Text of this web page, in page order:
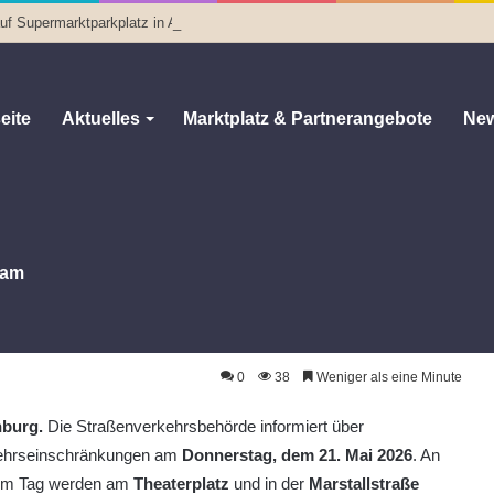
Supermarktparkplatz in Altenburg
Aktuelles Marktplatz & Partnerangebote
in Altenburg wird am 21. Mai zur Einbahnstraße
0 38 Weniger als eine Minute
Die Straßenverkehrsbehörde informiert über
am Donnerstag, dem 21. Mai 2026. An
Tag werden amTheaterplatz und in der Marstallstraße